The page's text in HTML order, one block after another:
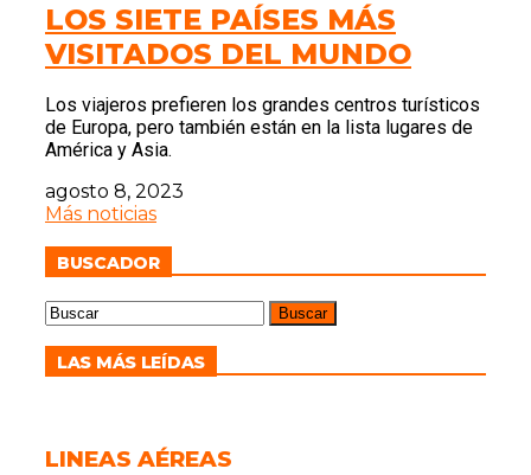
LOS SIETE PAÍSES MÁS
VISITADOS DEL MUNDO
Los viajeros prefieren los grandes centros turísticos
de Europa, pero también están en la lista lugares de
América y Asia.
agosto 8, 2023
Más noticias
BUSCADOR
LAS MÁS LEÍDAS
LINEAS AÉREAS